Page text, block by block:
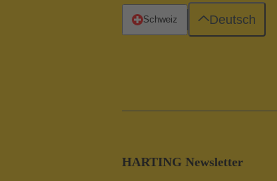
HARTING Newsletter
Schweiz Deutsch